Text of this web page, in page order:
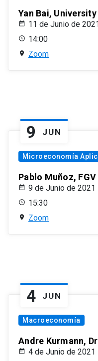
Yan Bai,
11 de Junio de
14:00
Zoom
9 JUN
Microeconomía
Pablo Muñoz, FGV
9 de Junio de 2021
15:30
Zoom
4 JUN
Macroeconomía
Andre Kurmann,
4 de Junio de 2021